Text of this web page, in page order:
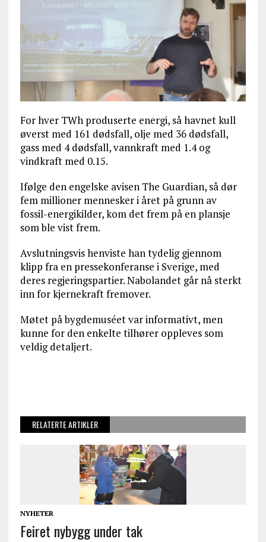
For hver TWh produserte energi, så havnet kull
øverst med 161 dødsfall, olje med 36 dødsfall,
gass med 4 dødsfall, vannkraft med 1.4 og
vindkraft med 0.15.
Ifølge den engelske avisen The Guardian, så dør
fem millioner mennesker i året på grunn av
fossil-energikilder, kom det frem på en plansje
som ble vist frem.
Avslutningsvis henviste han tydelig gjennom
klipp fra en pressekonferanse i Sverige, med
deres regjeringspartier. Nabolandet går nå sterkt
inn for kjernekraft fremover.
Møtet på bygdemuséet var informativt, men
kunne for den enkelte tilhører oppleves som
veldig detaljert.
RELATERTE ARTIKLER
NYHETER
Feiret nybygg under tak